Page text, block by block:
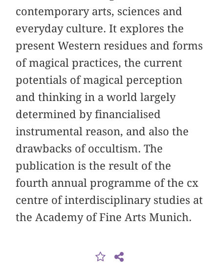
contemporary arts, sciences and
everyday culture. It explores the
present Western residues and forms
of magical practices, the current
potentials of magical perception
and thinking in a world largely
determined by financialised
instrumental reason, and also the
drawbacks of occultism. The
publication is the result of the
fourth annual programme of the cx
centre of interdisciplinary studies at
the Academy of Fine Arts Munich.